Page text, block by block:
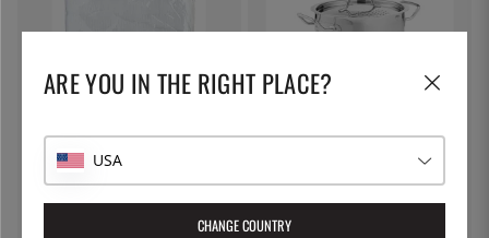
Käsetuch, Filtertuch - Kitchen
Craft
7 € 54 €
ARE YOU IN THE RIGHT PLACE?
USA
CHANGE COUNTRY